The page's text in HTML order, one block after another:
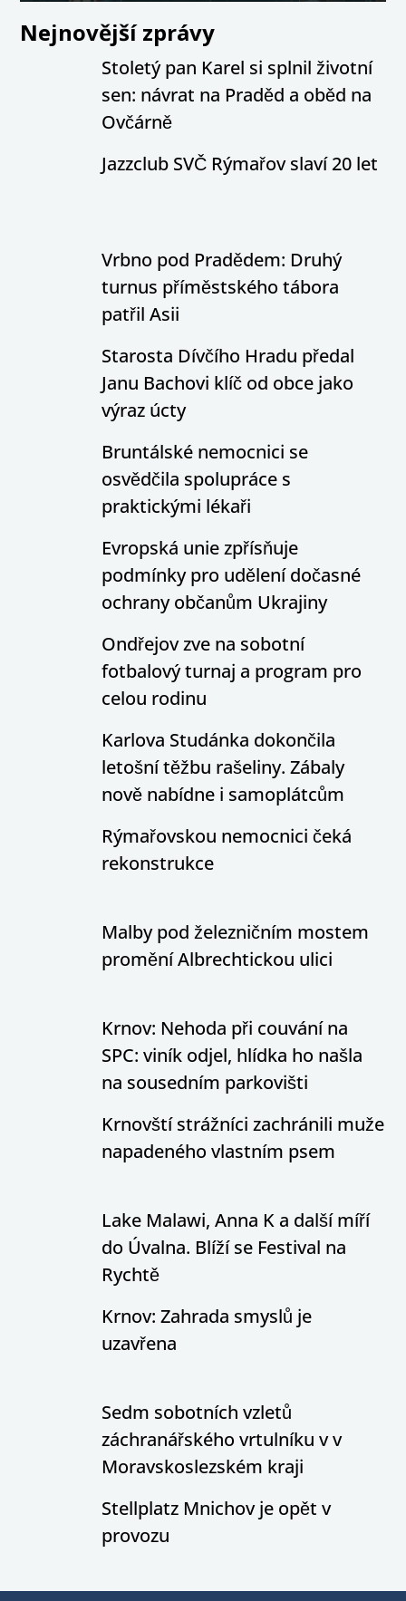
Nejnovější zprávy
Stoletý pan Karel si splnil životní
sen: návrat na Praděd a oběd na
Ovčárně
Jazzclub SVČ Rýmařov slaví 20 let
Vrbno pod Pradědem: Druhý
turnus příměstského tábora
patřil Asii
Starosta Dívčího Hradu předal
Janu Bachovi klíč od obce jako
výraz úcty
Bruntálské nemocnici se
osvědčila spolupráce s
praktickými lékaři
Evropská unie zpřísňuje
podmínky pro udělení dočasné
ochrany občanům Ukrajiny
Ondřejov zve na sobotní
fotbalový turnaj a program pro
celou rodinu
Karlova Studánka dokončila
letošní těžbu rašeliny. Zábaly
nově nabídne i samoplátcům
Rýmařovskou nemocnici čeká
rekonstrukce
Malby pod železničním mostem
promění Albrechtickou ulici
Krnov: Nehoda při couvání na
SPC: viník odjel, hlídka ho našla
na sousedním parkovišti
Krnovští strážníci zachránili muže
napadeného vlastním psem
Lake Malawi, Anna K a další míří
do Úvalna. Blíží se Festival na
Rychtě
Krnov: Zahrada smyslů je
uzavřena
Sedm sobotních vzletů
záchranářského vrtulníku v v
Moravskoslezském kraji
Stellplatz Mnichov je opět v
provozu